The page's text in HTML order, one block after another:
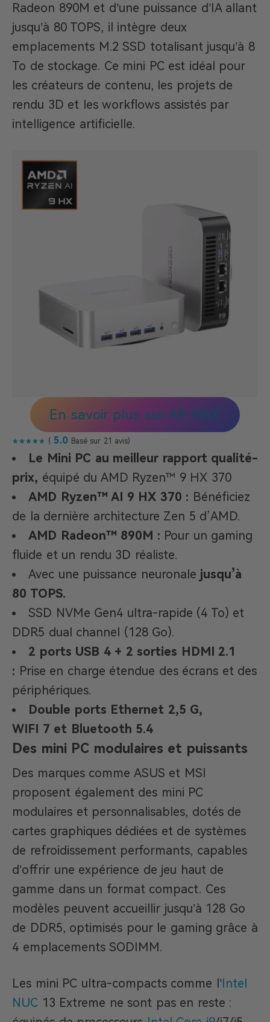
Radeon 890M et d’une puissance d’IA allant
jusqu’à 80 TOPS, il intègre deux
emplacements M.2 SSD totalisant jusqu’à 8
To de stockage. Ce mini PC est idéal pour
les créateurs de contenu, les projets de
rendu 3D et les workflows assistés par
intelligence artificielle.
En savoir plus sur A9 MAX
★★★★★ (5.0 Basé sur 21 avis)
Le Mini PC au meilleur rapport qualité-
prix, équipé du AMD Ryzen™ 9 HX 370
AMD Ryzen™ AI 9 HX 370 : Bénéficiez
de la dernière architecture Zen 5 d’AMD.
AMD Radeon™ 890M : Pour un gaming
fluide et un rendu 3D réaliste.
Avec une puissance neuronale jusqu’à
80 TOPS.
SSD NVMe Gen4 ultra-rapide (4 To) et
DDR5 dual channel (128 Go).
2 ports USB 4 + 2 sorties HDMI 2.1
: Prise en charge étendue des écrans et des
périphériques.
Double ports Ethernet 2,5 G,
WIFI 7 et Bluetooth 5.4
Des mini PC modulaires et puissants
Des marques comme ASUS et MSI
proposent également des mini PC
modulaires et personnalisables, dotés de
cartes graphiques dédiées et de systèmes
de refroidissement performants, capables
d’offrir une expérience de jeu haut de
gamme dans un format compact. Ces
modèles peuvent accueillir jusqu’à 128 Go
de DDR5, optimisés pour le gaming grâce à
4 emplacements SODIMM.
Les mini PC ultra-compacts comme l’Intel
NUC 13 Extreme ne sont pas en reste :